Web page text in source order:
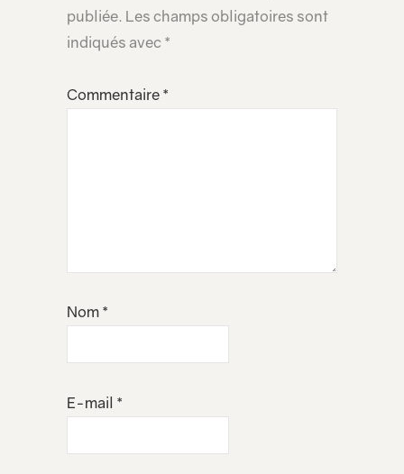
publiée. Les champs obligatoires sont
indiqués avec *
Commentaire *
Nom *
E-mail *